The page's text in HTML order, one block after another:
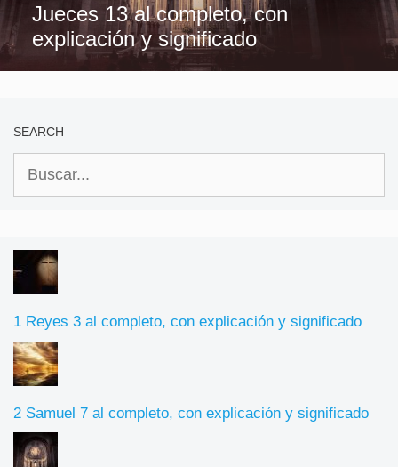
Jueces 13 al completo, con
explicación y significado
SEARCH
1 Reyes 3 al completo, con explicación y significado
2 Samuel 7 al completo, con explicación y significado